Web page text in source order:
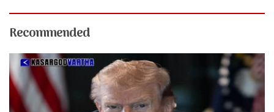
Recommended